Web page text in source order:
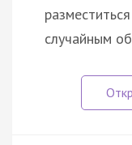
случайным